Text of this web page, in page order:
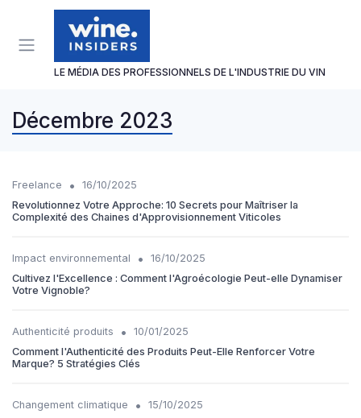
LE MÉDIA DES PROFESSIONNELS DE L'INDUSTRIE DU VIN
Décembre 2023
Freelance •
16/10/2025
Revolutionnez Votre Approche: 10 Secrets pour Maîtriser la
Complexité des Chaines d'Approvisionnement Viticoles
Impact environnemental •
16/10/2025
Cultivez l'Excellence : Comment l'Agroécologie Peut-elle Dynamiser
Votre Vignoble?
Authenticité produits •
10/01/2025
Comment l'Authenticité des Produits Peut-Elle Renforcer Votre
Marque? 5 Stratégies Clés
Changement climatique •
15/10/2025
Panneau de gestion des cookies